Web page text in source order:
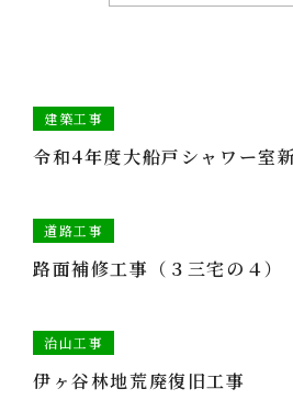
砂防工事
建築工事
令和4年度大船戸シャワー室
道路工事
路面補修工事（３三宅の４）
治山工事
伊ヶ谷林地荒廃復旧工事